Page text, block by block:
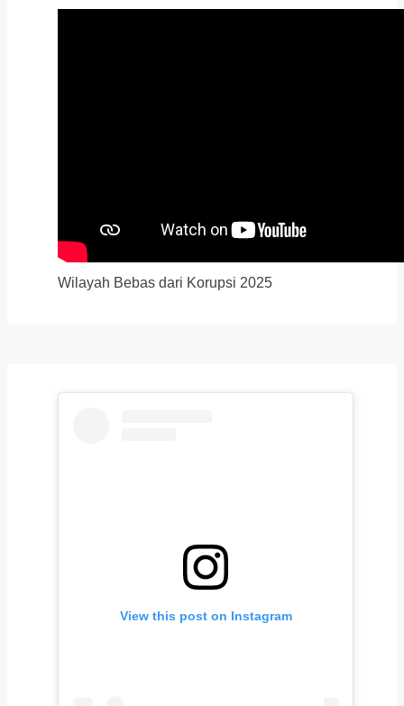
Wilayah Bebas dari Korupsi 2025
View this post on Instagram